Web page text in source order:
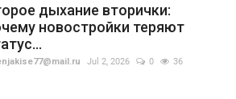
дыхание вторички:
новостройки теряют
Jul 2, 2026 0 36